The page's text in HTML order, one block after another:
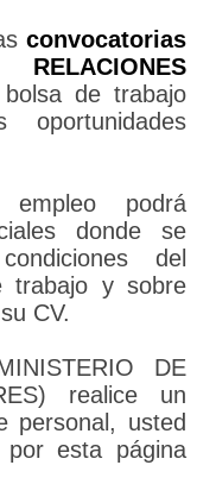
convocatorias
de trabajo
oportunidades
podrá
donde se
del
trabajo y sobre
CV.
DE
realice un
personal, usted
por esta página